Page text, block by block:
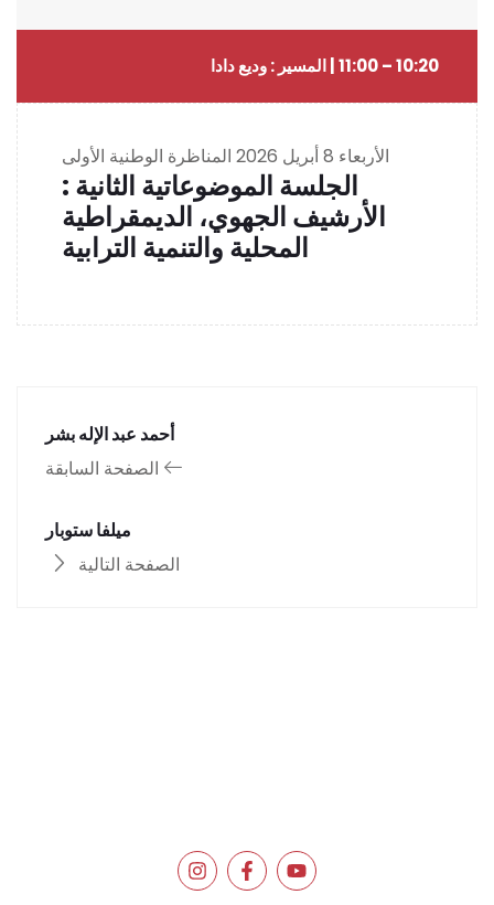
10:20 – 11:00 | المسير : وديع دادا
الأربعاء 8 أبريل 2026 المناظرة الوطنية الأولى
الجلسة الموضوعاتية الثانية :
الأرشيف الجهوي، الديمقراطية
المحلية والتنمية الترابية
أحمد عبد الإله بشر
الصفحة السابقة
ميلفا ستوبار
الصفحة التالية